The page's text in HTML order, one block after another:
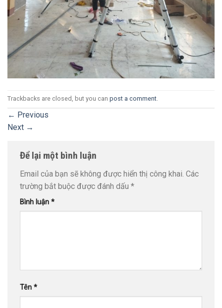
Trackbacks are closed, but you can post a comment
← Previous
Next →
Để lại một bình luận
Email của bạn sẽ không được hiển thị công khai. Các
trường bắt buộc được đánh dấu *
Bình luận *
Tên *